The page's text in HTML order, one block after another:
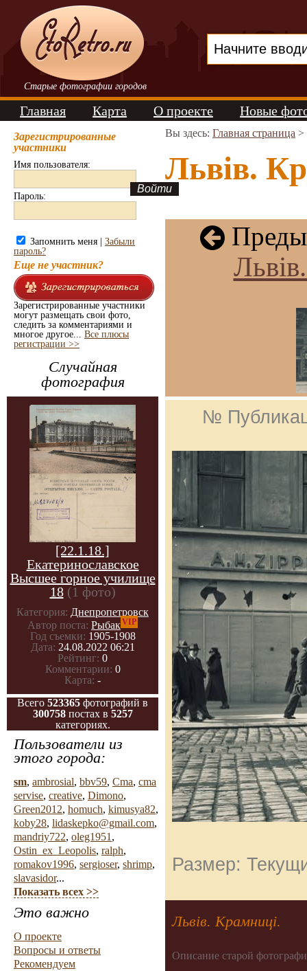
Старые фотографии городов
Главная Карта О проекте Новые
Зарегистрированные
участники
Имя пользователя:
Пароль:
Запомнить меня | Забыли
пароль?
Еще не участник?
Зарегистрированные участники
могут размещать свои фото,
следить за комментариями и
многое другое... Все плюсы
регистрации >>
Случайная
фотография
[22.1.18.]
Екатеринославское
Высшее горное училище
18 (1 фото)
Категория: Днепропетровск
Автор поста: РыбакVIP
Год съемки: 1905-1908
Дата: 24.08.2022 06:21
Рейтинг: 0
Комментарии: 0
Карта: -
Всего 523365 фотографий в
300758постах в 5257
категориях.
Пользователи из
этого города:
sm, ambrosial, bbv59, Cma, cma
servise, creative, Dimono,
Green2012, homuch, kimusya82,
koby28, lidaskepko@gmail.com,
mandriy722, oleg1951 ,
Ostin_ex_Leopolis, ralph,
romakov1996, sergioser, shrimp,
slavasidor...
Показать всех >>
Это важно
О проекте
Вопросы и ответы
Рекомендуем
Вы здесь: Главная страница >
Львів.
№
Размер:
Львів. Крамниці.
Описание старой